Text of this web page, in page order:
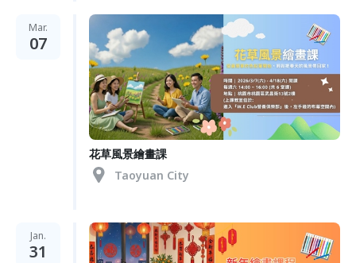
Mar.
07
花草風景繪畫課
Taoyuan City
Jan.
31